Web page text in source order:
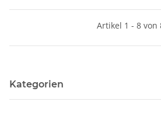
Artikel 1 - 8 von
Kategorien